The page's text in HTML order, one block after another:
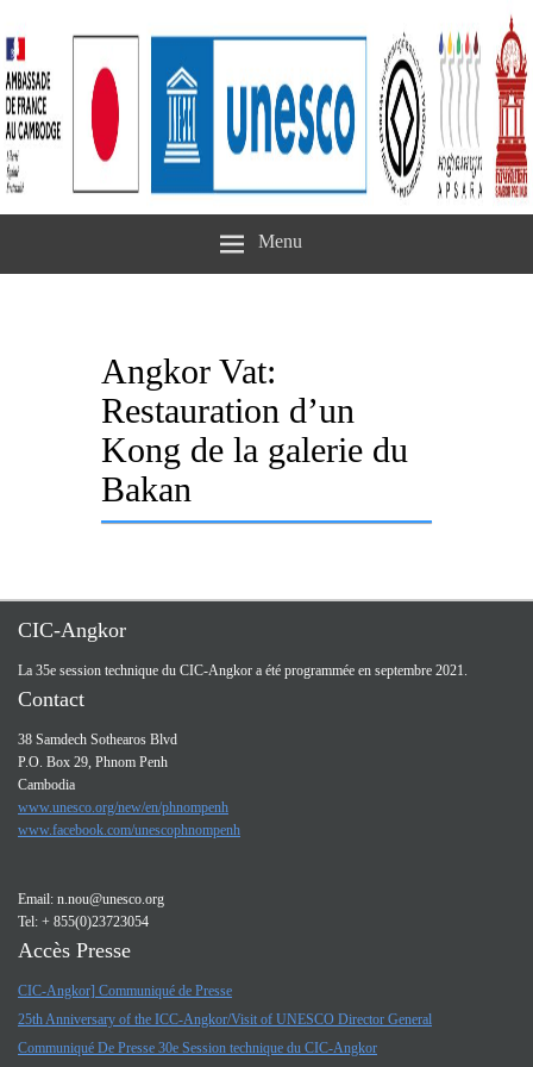
Menu
Angkor Vat:
Restauration d’un
Kong de la galerie du
Bakan
CIC-Angkor
La 35e session technique du CIC-Angkor a été programmée en septembre 2021.
Contact
38 Samdech Sothearos Blvd
P.O. Box 29, Phnom Penh
Cambodia
www.unesco.org/new/en/phnompenh
www.facebook.com/unescophnompenh
Email: n.nou@unesco.org
Tel: + 855(0)23723054
Accès Presse
CIC-Angkor] Communiqué de Presse
25th Anniversary of the ICC-Angkor/Visit of UNESCO Director General
Communiqué De Presse 30e Session technique du CIC-Angkor